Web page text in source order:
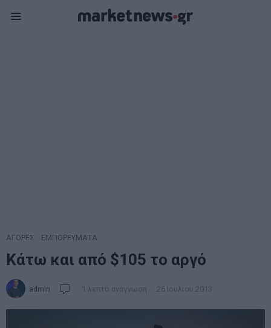
ΑΓΟΡΕΣ ΕΜΠΟΡΕΥΜΑΤΑ
Κάτω και από $105 το αργό
admin 1 λεπτό ανάγνωση 26 Ιουλίου 2013